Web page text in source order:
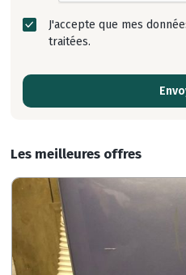
J'accepte que mes
traitées.
Les meilleures offres